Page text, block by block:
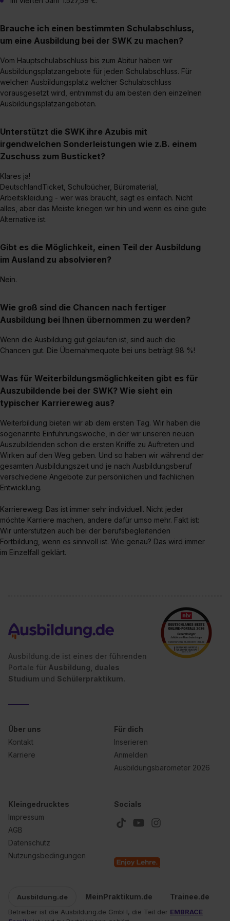
einzelnen Cookies findest du durch Klick auf „Details
zeigen“. Weitere Informationen:Datenschutzerklärung
Brauche ich einen bestimmten Schulabschluss,
um eine Ausbildung bei der SWK zu machen?
Vom Hauptschulabschluss bis zum Abitur haben wir
Ausbildungsplatzangebote für jeden Schulabschluss. Für
welchen Ausbildungsplatz welcher Schulabschluss
vorausgesetzt wird, entnimmst du am besten den einzelnen
Ausbildungsplatzangeboten.
Unterstützt die SWK ihre Azubis mit
irgendwelchen Sonderleistungen wie z.B. einem
Zuschuss zum Busticket?
Klares ja!
DeutschlandTicket, Schulbücher, Büromaterial,
Arbeitskleidung - wer was braucht, sagt es einfach. Nicht
alles, aber das Meiste kriegen wir hin und wenn es eine gute
Alternative ist.
Gibt es die Möglichkeit, einen Teil der Ausbildung
im Ausland zu absolvieren?
Nein.
Wie groß sind die Chancen nach fertiger
Ausbildung bei Ihnen übernommen zu werden?
Wenn die Ausbildung gut gelaufen ist, sind auch die
Chancen gut. Die Übernahmequote bei uns beträgt 98 %!
Was für Weiterbildungsmöglichkeiten gibt es für
Auszubildende bei der SWK? Wie sieht ein
typischer Karriereweg aus?
Weiterbildung bieten wir ab dem ersten Tag. Wir haben die
sogenannte Einführungswoche, in der wir unseren neuen
Auszubildenden schon die ersten Kniffe zu Auftreten und
Wirken auf den Weg geben. Und so haben wir während der
gesamten Ausbildungszeit und je nach Ausbildungsberuf
verschiedene Angebote zur persönlichen und fachlichen
Entwicklung.
Karriereweg: Das ist immer sehr individuell. Nicht jeder
möchte Karriere machen, andere dafür umso mehr. Fakt ist:
Wir unterstützen auch bei der berufsbegleitenden
Fortbildung, wenn es sinnvoll ist. Wie genau? Das wird immer
im Einzelfall geklärt.
Ausbildung.de ist eines der führenden
Portale für Ausbildung, duales
Studium und Schülerpraktikum.
Über uns
Kontakt
Karriere
Für dich
Inserieren
Anmelden
Ausbildungsbarometer 2026
Kleingedrucktes
Impressum
AGB
Datenschutz
Nutzungsbedingungen
Socials
Ausbildung.de MeinPraktikum.de Trainee.de
Betreiber ist die Ausbildung.de GmbH, die Teil der EMBRACE